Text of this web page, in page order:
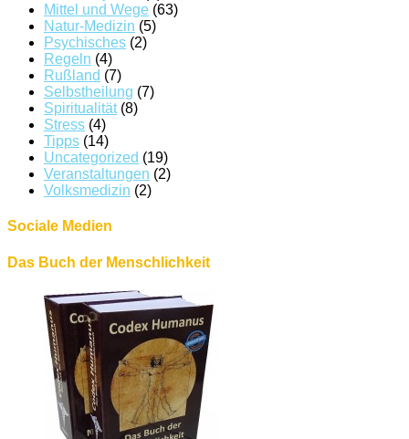
Mittel und Wege (63)
Natur-Medizin (5)
Psychisches (2)
Regeln (4)
Rußland (7)
Selbstheilung (7)
Spiritualität(8)
Stress (4)
Tipps (14)
Uncategorized (19)
Veranstaltungen (2)
Volksmedizin (2)
Sociale Medien
Das Buch der Menschlichkeit